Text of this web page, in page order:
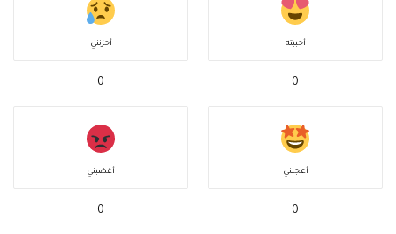
أحببته
0
أحزنني
0
أعجبني
0
أغضبني
0